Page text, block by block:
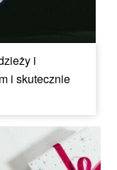
i
i skutecznie